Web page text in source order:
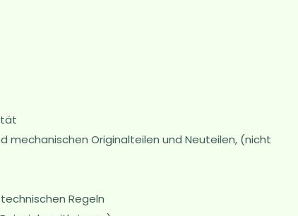
mechanischen Originalteilen und Neuteilen, (nicht
Regeln